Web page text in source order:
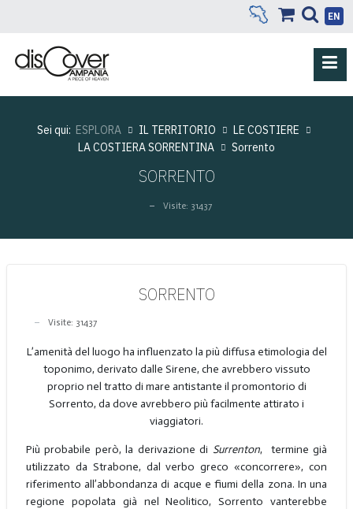
EN
Sei qui: ESPLORA IL TERRITORIO
LE COSTIERE
LA COSTIERA SORRENTINA
Sorrento
SORRENTO
Visite: 31437
SORRENTO
Visite: 31437
L’amenità del luogo ha influenzato la più diffusa etimologia del
toponimo, derivato dalle Sirene, che avrebbero vissuto
proprio nel tratto di mare antistante il promontorio di
Sorrento, da dove avrebbero più facilmente attirato i
viaggiatori.
Più probabile però, la derivazione di Surrenton, termine già
utilizzato da Strabone, dal verbo greco «concorrere», con
riferimento all’abbondanza di acque e fiumi della zona. In una
regione popolata già nel Neolitico, Sorrento vanterebbe